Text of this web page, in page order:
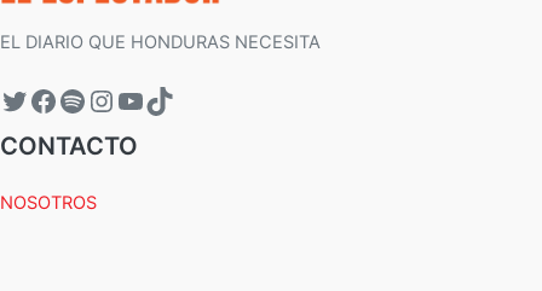
EL DIARIO QUE HONDURAS NECESITA
CONTACTO
NOSOTROS